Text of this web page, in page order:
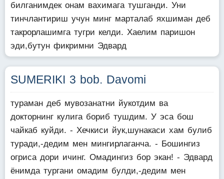
билганимдек онам вахимага тушганди. Уни
тинчлантириш учун минг марталаб яхшиман деб
такрорлашимга тугри келди. Хаелим паришон
эди,бутун фикримни Эдвард
SUMERIKI 3 bob. Davomi
тураман деб мувозанатни йукотдим ва
докторнинг кулига бориб тушдим. У эса бош
чайкаб куйди. - Хечкиси йук,шунакаси хам булиб
туради,-дедим мен мингирлаганча. - Бошингиз
огриса дори ичинг. Омадингиз бор экан! - Эдвард
ёнимда тургани омадим булди,-дедим мен